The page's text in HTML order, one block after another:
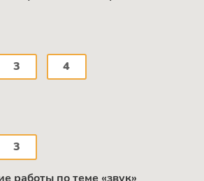
3 4
3